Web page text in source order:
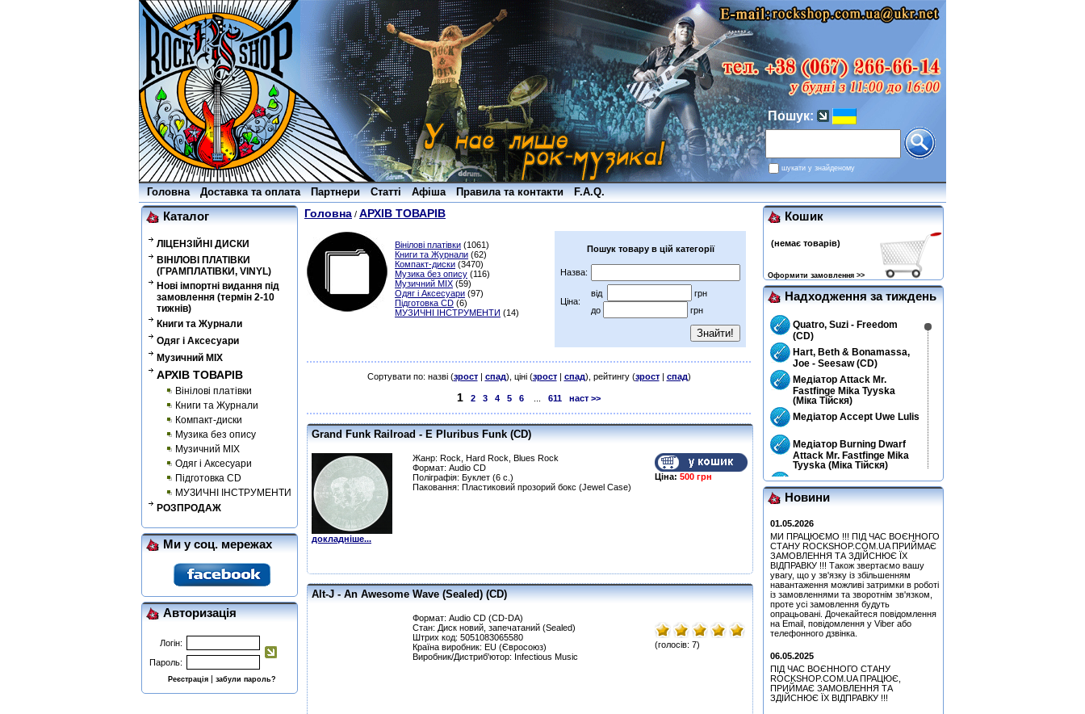
Пошук:
шукати у знайденому
Головна Доставка та оплата Партнери Статті Афіша Правила та контакти F.A.Q.
Каталог
ЛІЦЕНЗІЙНІ ДИСКИ
ВІНІЛОВІ ПЛАТІВКИ
(ГРАМПЛАТІВКИ, VINYL)
Нові імпортні видання під
замовлення (термін 2-10
тижнів)
Книги та Журнали
Одяг і Аксесуари
Музичний MIX
АРХІВ ТОВАРІВ
Вінілові платівки
Книги та Журнали
Компакт-диски
Музика без опису
Музичний MIX
Одяг і Аксесуари
Підготовка CD
МУЗИЧНІ ІНСТРУМЕНТИ
РОЗПРОДАЖ
Ми у соц. мережах
Авторизація
Логін:
Пароль:
Реєстрація| забули пароль?
Головна / АРХІВ ТОВАРІВ
Вінілові платівки (1061)
Книги та Журнали (62)
Компакт-диски (3470)
Музика без опису (116)
Музичний MIX (59)
Одяг і Аксесуари (97)
Підготовка CD (6)
МУЗИЧНІ ІНСТРУМЕНТИ (14)
Пошук товару в цій категорії
Назва:
Ціна:
від
грн
до
грн
Сортувати по: назві (зрост| спад), ціні (зрост| спад), рейтингу (зрост| спад)
1 2 3 4 5 6 611 наст >>
Grand Funk Railroad - E Pluribus Funk (CD)
докладніше...
Ціна: 500 грн
Жанр: Rock, Hard Rock, Blues Rock
Формат: Audio CD
Поліграфія: Буклет (6 с.)
Паковання: Пластиковий прозорий бокс (Jewel Case)
Alt-J - An Awesome Wave (Sealed) (CD)
(голосів: 7)
Формат: Audio CD (CD-DA)
Стан: Диск новий, запечатаний (Sealed)
Штрих код: 5051083065580
Країна виробник: EU (Євросоюз)
Виробник/Дистриб'ютор: Infectious Music
Кошик
(немає товарів)
Оформити замовлення >>
Надходження за тиждень
Quatro, Suzi - Freedom
(CD)
Hart, Beth & Bonamassa,
Joe - Seesaw (CD)
Медіатор Attack Mr.
Fastfinge Mika Tyyska
(Міка Тійскя)
Медіатор Accept Uwe Lulis
Медіатор Burning Dwarf
Attack Mr. Fastfinge Mika
Tyyska (Міка Тійскя)
Медіатор Uriah Heep - Phil
Lanzon (Філ Лансон)
(Yellow) Колекційний
Медіатор Attack Mr.
Fastfinge Mika Tyyska
(Міка Тійскя)
Simon, Paul - Graceland
(25th Anniversary Edition)
(CD+DVD)
Медіатор Accept Uwe Lulis
Медіатор Uriah Heep - Phil
Lanzon (Філ Лансон)
(Green) Колекційний
Медіатор Uriah Heep - Phil
Lanzon (Філ Лансон)
(Yellow) Колекційний
Медіатор Uriah Heep - Phil
Lanzon (Філ Лансон) (Blue)
Новини
01.05.2026
МИ ПРАЦЮЄМО !!! ПІД ЧАС ВОЄННОГО
СТАНУ ROCKSHOP.COM.UA ПРИЙМАЄ
ЗАМОВЛЕННЯ ТА ЗДІЙСНЮЄ ЇХ
ВІДПРАВКУ !!! Також звертаємо вашу
увагу, що у зв'язку із збільшенням
навантаження можливі затримки в роботі
із замовленнями та зворотнім зв'язком,
проте усі замовлення будуть
опрацьовані. Дочекайтеся повідомлення
на Email, повідомлення у Viber або
телефонного дзвінка.
06.05.2025
ПІД ЧАС ВОЄННОГО СТАНУ
ROCKSHOP.COM.UA ПРАЦЮЄ,
ПРИЙМАЄ ЗАМОВЛЕННЯ ТА
ЗДІЙСНЮЄ ЇХ ВІДПРАВКУ !!!